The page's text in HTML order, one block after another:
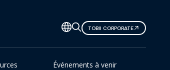
TOBII CORPORATE
Événements à venir